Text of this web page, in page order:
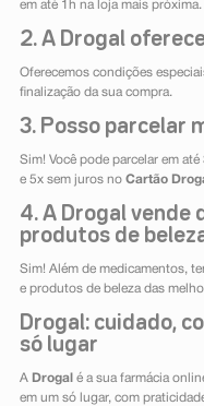
em até 1h na loja mais próxima.
2. A Drogal
Oferecemos condições
finalização da sua compra.
3. Posso parcelar
Sim! Você pode parcelar em
e 5x sem juros no Cartão
4. A Drogal vende
produtos de
Sim! Além de medicamentos,
e produtos de beleza das
Drogal: cuidado,
só lugar
A Drogal é a sua farmácia
em um só lugar, com